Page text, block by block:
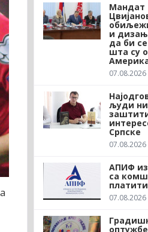
Мандат
и
да би
шта су
људи
Српске
АПИФ
са